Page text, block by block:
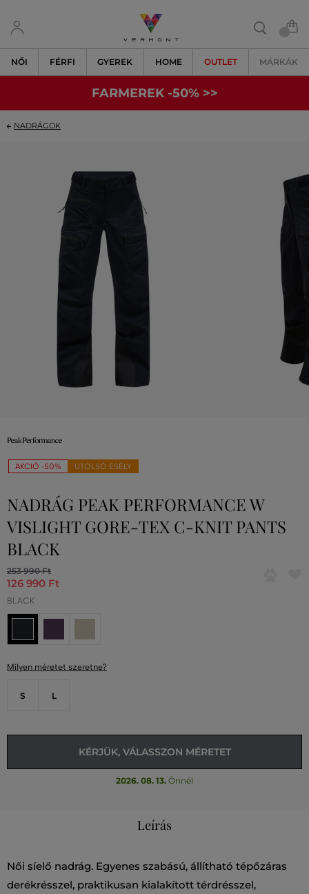
NŐI FÉRFI GYEREK HOME OUTLET MÁRKÁK
FARMEREK -50% >>
NADRÁGOK
AKCIÓ -50% UTOLSÓ ESÉLY
NADRÁG PEAK PERFORMANCE W
VISLIGHT GORE-TEX C-KNIT PANTS
BLACK
253 990 Ft
126 990 Ft
BLACK
Milyen méretet szeretne?
S L
KÉRJÜK, VÁLASSZON MÉRETET
2026. 08. 13. Önnél
Leírás
Női síelő nadrág. Egyenes szabású, állítható tépőzáras
derékrésszel, praktikusan kialakított térdrésszel,